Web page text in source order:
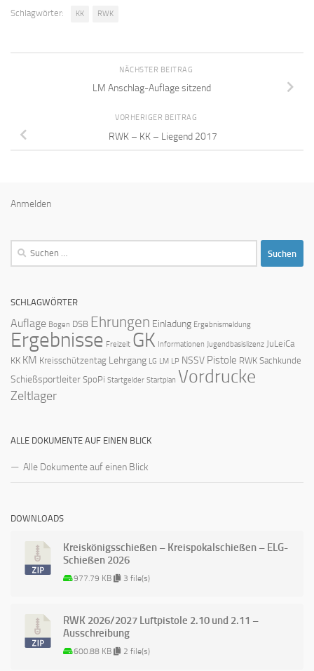
Schlagwörter: KK RWK
NÄCHSTER BEITRAG
LM Anschlag-Auflage sitzend
VORHERIGER BEITRAG
RWK – KK – Liegend 2017
Anmelden
Suchen
nach:
SCHLAGWÖRTER
Auflage Bogen DSB Ehrungen Einladung Ergebnismeldung
Ergebnisse Freizeit GK Informationen Jugendbasislizenz JuLeiCa
KK KM Kreisschützentag Lehrgang LG LM LP NSSV Pistole RWK Sachkunde
Schießsportleiter SpoPi Startgelder Startplan Vordrucke
Zeltlager
ALLE DOKUMENTE AUF EINEN BLICK
Alle Dokumente auf einen Blick
DOWNLOADS
Kreiskönigsschießen – Kreispokalschießen – ELG-
Schießen 2026
977.79 KB 3 file(s)
RWK 2026/2027 Luftpistole 2.10 und 2.11 –
Ausschreibung
600.88 KB 2 file(s)